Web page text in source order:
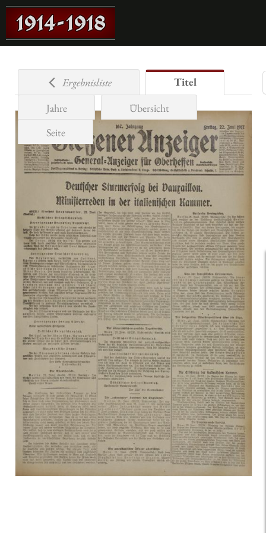
Ergebnisliste
Titel
Jahre
Übersicht
Seite